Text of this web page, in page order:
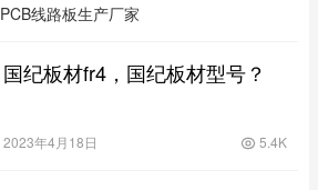
PCB线路板生产厂家
国纪板材fr4，国纪板材型号？
2023年4月18日 5.4K